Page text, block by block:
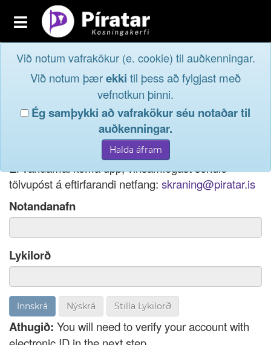
Toggle
navigation
Aðildarfélög
Innskrá
Við notum vafrakökur (e. cookie) til auðkenningar.
Við notum þærekki til þess að fylgjast með
vefnotkun þinni.
Ég samþykki að vafrakökur séu notaðar til
auðkenningar.
Innskráog taktu þátt í
lýðræðinu...
Ef þú hefur gleymt notendanafni þínu, þá má einnig
nota netfang eða kennitölu til innskráningar.
Ef vandamál koma upp, vinsamlegast sendið
tölvupóst á eftirfarandi netfang: skraning@piratar.is
Notandanafn
Lykilorð
Nýskrá Stilla Lykilorð
Athugið: You will need to verify your account with